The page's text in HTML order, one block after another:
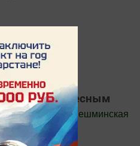
в
MАХ:
и интересным
канале
Шешминская